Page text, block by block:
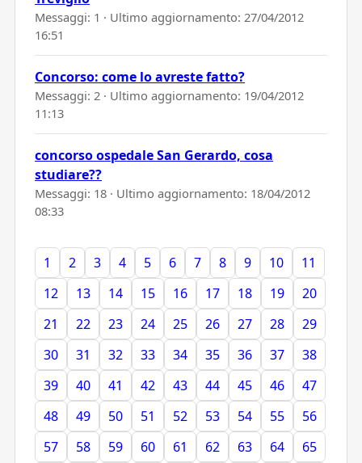
Messaggi: 1 · Ultimo aggiornamento: 27/04/2012
16:51
Concorso: come lo avreste fatto?
Messaggi: 2 · Ultimo aggiornamento: 19/04/2012
11:13
concorso ospedale San Gerardo, cosa
studiare??
Messaggi: 18 · Ultimo aggiornamento: 18/04/2012
08:33
1 2 3 4 5 6 7 8 9 10
11
12
13 14 15 16 17 18 19
20
21
22 23 24 25 26 27 28
29
30
31 32 33 34 35 36 37
38
39
40 41 42 43 44 45 46
47
48
49 50 51 52 53 54 55
56
57
58 59 60 61 62 63 64
65